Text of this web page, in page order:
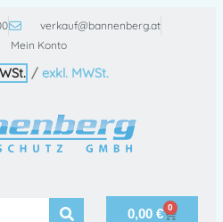
verkauf@bannenberg.at
Mein Konto
/ exkl. MWSt.
0,00 € 0